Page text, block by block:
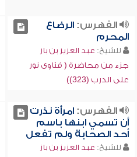
الفهرس:الرضاع
المحرم
للشيخ: عبد العزيز بن باز
جزء من محاضرة ( فتاوى نور
على الدرب (323))
الفهرس:امرأة نذرت
أن تسمي ابنها باسم
أحد الصحابة ولم تفعل
للشيخ: عبد العزيز بن باز